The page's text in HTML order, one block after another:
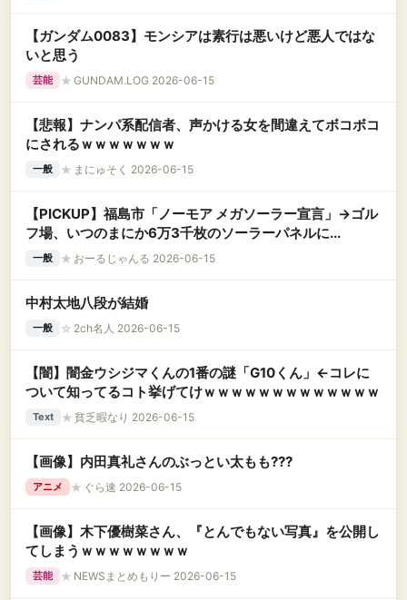
【ガンダム0083】モンシアは素行は悪いけど悪人ではな
いと思う
芸能 ★ GUNDAM.LOG 2026-06-15
【悲報】ナンパ系配信者、声かける女を間違えてボコボコ
にされるｗｗｗｗｗｗｗ
一般 ★ まにゅそく 2026-06-15
【PICKUP】福島市「ノーモア メガソーラー宣言」→ゴル
フ場、いつのまにか6万3千枚のソーラーパネルに...
一般 ★ おーるじゃんる 2026-06-15
中村太地八段が結婚
一般 ☆ 2ch名人 2026-06-15
【闇】闇金ウシジマくんの1番の謎「G10くん」←コレに
ついて知ってるコト挙げてけｗｗｗｗｗｗｗｗｗｗｗｗｗ
Text ★ 貧乏暇なり 2026-06-15
【画像】内田真礼さんのぶっとい太もも???
アニメ ★ ぐら速 2026-06-15
【画像】木下優樹菜さん、『とんでもない写真』を公開し
てしまうｗｗｗｗｗｗｗｗ
芸能 ★ NEWSまとめもりー 2026-06-15